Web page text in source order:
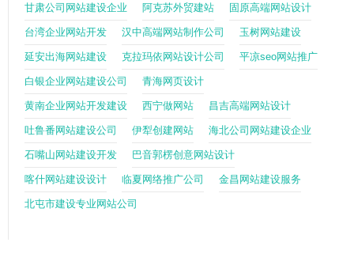
甘肃公司网站建设企业 阿克苏外贸建站 固原高端网站设计
台湾企业网站开发 汉中高端网站制作公司 玉树网站建设
延安出海网站建设 克拉玛依网站设计公司 平凉seo网站推广
白银企业网站建设公司 青海网页设计
黄南企业网站开发建设 西宁做网站 昌吉高端网站设计
吐鲁番网站建设公司 伊犁创建网站 海北公司网站建设企业
石嘴山网站建设开发 巴音郭楞创意网站设计
喀什网站建设设计 临夏网络推广公司 金昌网站建设服务
北屯市建设专业网站公司